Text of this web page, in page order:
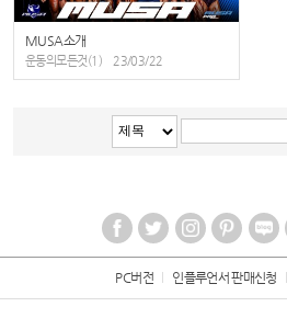
MUSA소개
운동의모든것(1) 23/03/22
PC버전 인플루언서 판매신청